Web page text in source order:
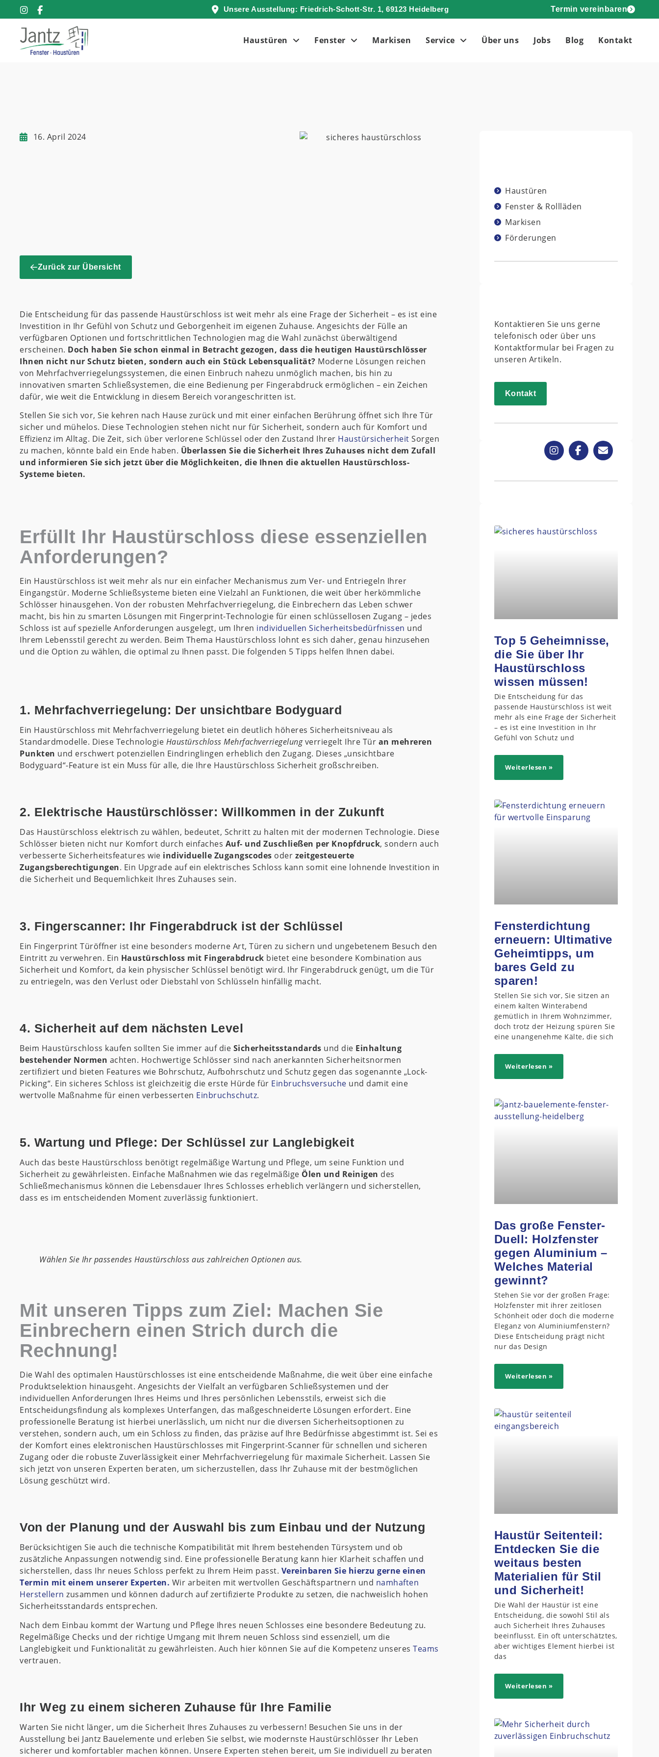
Unsere Ausstellung: Friedrich-Schott-Str. 1, 69123 Heidelberg Termin vereinbaren
Haustüren Fenster Markisen Service Über uns Jobs Blog Kontakt
16. April 2024
Zurück zur Übersicht
Die Entscheidung für das passende Haustürschloss ist weit mehr als eine Frage der Sicherheit – es ist eine
Investition in Ihr Gefühl von Schutz und Geborgenheit im eigenen Zuhause. Angesichts der Fülle an
verfügbaren Optionen und fortschrittlichen Technologien mag die Wahl zunächst überwältigend
erscheinen. Doch haben Sie schon einmal in Betracht gezogen, dass die heutigen Haustürschlösser
Ihnen nicht nur Schutz bieten, sondern auch ein Stück Lebensqualität? Moderne Lösungen reichen
von Mehrfachverriegelungssystemen, die einen Einbruch nahezu unmöglich machen, bis hin zu
innovativen smarten Schließsystemen, die eine Bedienung per Fingerabdruck ermöglichen – ein Zeichen
dafür, wie weit die Entwicklung in diesem Bereich vorangeschritten ist.
Stellen Sie sich vor, Sie kehren nach Hause zurück und mit einer einfachen Berührung öffnet sich Ihre Tür
sicher und mühelos. Diese Technologien stehen nicht nur für Sicherheit, sondern auch für Komfort und
Effizienz im Alltag. Die Zeit, sich über verlorene Schlüssel oder den Zustand Ihrer Haustürsicherheit Sorgen
zu machen, könnte bald ein Ende haben. Überlassen Sie die Sicherheit Ihres Zuhauses nicht dem Zufall
und informieren Sie sich jetzt über die Möglichkeiten, die Ihnen die aktuellen Haustürschloss-
Systeme bieten.
Erfüllt Ihr Haustürschloss diese essenziellen
Anforderungen?
Ein Haustürschloss ist weit mehr als nur ein einfacher Mechanismus zum Ver- und Entriegeln Ihrer
Eingangstür. Moderne Schließsysteme bieten eine Vielzahl an Funktionen, die weit über herkömmliche
Schlösser hinausgehen. Von der robusten Mehrfachverriegelung, die Einbrechern das Leben schwer
macht, bis hin zu smarten Lösungen mit Fingerprint-Technologie für einen schlüssellosen Zugang – jedes
Schloss ist auf spezielle Anforderungen ausgelegt, um Ihren individuellen Sicherheitsbedürfnissen und
Ihrem Lebensstil gerecht zu werden. Beim Thema Haustürschloss lohnt es sich daher, genau hinzusehen
und die Option zu wählen, die optimal zu Ihnen passt. Die folgenden 5 Tipps helfen Ihnen dabei.
1. Mehrfachverriegelung: Der unsichtbare Bodyguard
Ein Haustürschloss mit Mehrfachverriegelung bietet ein deutlich höheres Sicherheitsniveau als
Standardmodelle. Diese Technologie Haustürschloss Mehrfachverriegelungverriegelt Ihre Tür an mehreren
Punkten und erschwert potenziellen Eindringlingen erheblich den Zugang. Dieses „unsichtbare
Bodyguard“-Feature ist ein Muss für alle, die Ihre Haustürschloss Sicherheit großschreiben.
2. Elektrische Haustürschlösser: Willkommen in der Zukunft
Das Haustürschloss elektrisch zu wählen, bedeutet, Schritt zu halten mit der modernen Technologie. Diese
Schlösser bieten nicht nur Komfort durch einfaches Auf- und Zuschließen per Knopfdruck, sondern auch
verbesserte Sicherheitsfeatures wie individuelle Zugangscodes oder zeitgesteuerte
Zugangsberechtigungen. Ein Upgrade auf ein elektrisches Schloss kann somit eine lohnende Investition in
die Sicherheit und Bequemlichkeit Ihres Zuhauses sein.
3. Fingerscanner: Ihr Fingerabdruck ist der Schlüssel
Ein Fingerprint Türöffner ist eine besonders moderne Art, Türen zu sichern und ungebetenem Besuch den
Eintritt zu verwehren. Ein Haustürschloss mit Fingerabdruck bietet eine besondere Kombination aus
Sicherheit und Komfort, da kein physischer Schlüssel benötigt wird. Ihr Fingerabdruck genügt, um die Tür
zu entriegeln, was den Verlust oder Diebstahl von Schlüsseln hinfällig macht.
4. Sicherheit auf dem nächsten Level
Beim Haustürschloss kaufen sollten Sie immer auf die Sicherheitsstandards und die Einhaltung
bestehender Normen achten. Hochwertige Schlösser sind nach anerkannten Sicherheitsnormen
zertifiziert und bieten Features wie Bohrschutz, Aufbohrschutz und Schutz gegen das sogenannte „Lock-
Picking“. Ein sicheres Schloss ist gleichzeitig die erste Hürde für Einbruchsversuche und damit eine
wertvolle Maßnahme für einen verbesserten Einbruchschutz.
5. Wartung und Pflege: Der Schlüssel zur Langlebigkeit
Auch das beste Haustürschloss benötigt regelmäßige Wartung und Pflege, um seine Funktion und
Sicherheit zu gewährleisten. Einfache Maßnahmen wie das regelmäßige Ölen und Reinigen des
Schließmechanismus können die Lebensdauer Ihres Schlosses erheblich verlängern und sicherstellen,
dass es im entscheidenden Moment zuverlässig funktioniert.
Wählen Sie Ihr passendes Haustürschloss aus zahlreichen Optionen aus.
Mit unseren Tipps zum Ziel: Machen Sie
Einbrechern einen Strich durch die
Rechnung!
Die Wahl des optimalen Haustürschlosses ist eine entscheidende Maßnahme, die weit über eine einfache
Produktselektion hinausgeht. Angesichts der Vielfalt an verfügbaren Schließsystemen und der
individuellen Anforderungen Ihres Heims und Ihres persönlichen Lebensstils, erweist sich die
Entscheidungsfindung als komplexes Unterfangen, das maßgeschneiderte Lösungen erfordert. Eine
professionelle Beratung ist hierbei unerlässlich, um nicht nur die diversen Sicherheitsoptionen zu
verstehen, sondern auch, um ein Schloss zu finden, das präzise auf Ihre Bedürfnisse abgestimmt ist. Sei es
der Komfort eines elektronischen Haustürschlosses mit Fingerprint-Scanner für schnellen und sicheren
Zugang oder die robuste Zuverlässigkeit einer Mehrfachverriegelung für maximale Sicherheit. Lassen Sie
sich jetzt von unseren Experten beraten, um sicherzustellen, dass Ihr Zuhause mit der bestmöglichen
Lösung geschützt wird.
Von der Planung und der Auswahl bis zum Einbau und der Nutzung
Berücksichtigen Sie auch die technische Kompatibilität mit Ihrem bestehenden Türsystem und ob
zusätzliche Anpassungen notwendig sind. Eine professionelle Beratung kann hier Klarheit schaffen und
sicherstellen, dass Ihr neues Schloss perfekt zu Ihrem Heim passt. Vereinbaren Sie hierzu gerne einen
Termin mit einem unserer Experten. Wir arbeiten mit wertvollen Geschäftspartnern und namhaften
Herstellern zusammen und können dadurch auf zertifizierte Produkte zu setzen, die nachweislich hohen
Sicherheitsstandards entsprechen.
Nach dem Einbau kommt der Wartung und Pflege Ihres neuen Schlosses eine besondere Bedeutung zu.
Regelmäßige Checks und der richtige Umgang mit Ihrem neuen Schloss sind essenziell, um die
Langlebigkeit und Funktionalität zu gewährleisten. Auch hier können Sie auf die Kompetenz unseres Teams
vertrauen.
Ihr Weg zu einem sicheren Zuhause für Ihre Familie
Warten Sie nicht länger, um die Sicherheit Ihres Zuhauses zu verbessern! Besuchen Sie uns in der
Ausstellung bei Jantz Bauelemente und erleben Sie selbst, wie modernste Haustürschlösser Ihr Leben
sicherer und komfortabler machen können. Unsere Experten stehen bereit, um Sie individuell zu beraten
Haustüren
Fenster & Rollläden
Markisen
Förderungen
Kontaktieren Sie uns gerne
telefonisch oder über uns
Kontaktformular bei Fragen zu
unseren Artikeln.
Kontakt
Top 5 Geheimnisse,
die Sie über Ihr
Haustürschloss
wissen müssen!
Die Entscheidung für das
passende Haustürschloss ist weit
mehr als eine Frage der Sicherheit
– es ist eine Investition in Ihr
Gefühl von Schutz und
Weiterlesen »
Fensterdichtung
erneuern: Ultimative
Geheimtipps, um
bares Geld zu
sparen!
Stellen Sie sich vor, Sie sitzen an
einem kalten Winterabend
gemütlich in Ihrem Wohnzimmer,
doch trotz der Heizung spüren Sie
eine unangenehme Kälte, die sich
Weiterlesen »
Das große Fenster-
Duell: Holzfenster
gegen Aluminium –
Welches Material
gewinnt?
Stehen Sie vor der großen Frage:
Holzfenster mit ihrer zeitlosen
Schönheit oder doch die moderne
Eleganz von Aluminiumfenstern?
Diese Entscheidung prägt nicht
nur das Design
Weiterlesen »
Haustür Seitenteil:
Entdecken Sie die
weitaus besten
Materialien für Stil
und Sicherheit!
Die Wahl der Haustür ist eine
Entscheidung, die sowohl Stil als
auch Sicherheit Ihres Zuhauses
beeinflusst. Ein oft unterschätztes,
aber wichtiges Element hierbei ist
das
Weiterlesen »